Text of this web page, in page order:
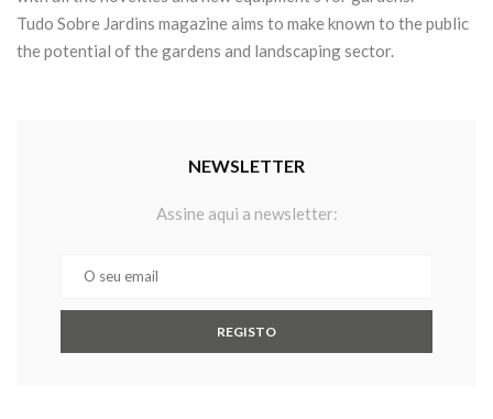
Tudo Sobre Jardins magazine aims to make known to the public
the potential of the gardens and landscaping sector.
NEWSLETTER
Assine aqui a newsletter: